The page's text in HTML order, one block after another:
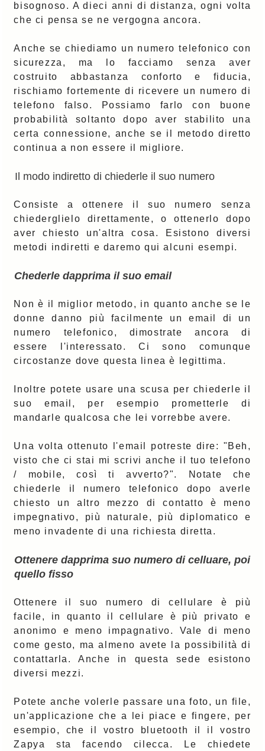
bisognoso. A dieci anni di distanza, ogni volta
che ci pensa se ne vergogna ancora.
Anche se chiediamo un numero telefonico con
sicurezza, ma lo facciamo senza aver
costruito abbastanza conforto e fiducia,
rischiamo fortemente di ricevere un numero di
telefono falso. Possiamo farlo con buone
probabilità soltanto dopo aver stabilito una
certa connessione, anche se il metodo diretto
continua a non essere il migliore.
Il modo indiretto di chiederle il suo numero
Consiste a ottenere il suo numero senza
chiederglielo direttamente, o ottenerlo dopo
aver chiesto un'altra cosa. Esistono diversi
metodi indiretti e daremo qui alcuni esempi.
Chederle dapprima il suo email
Non è il miglior metodo, in quanto anche se le
donne danno più facilmente un email di un
numero telefonico, dimostrate ancora di
essere l'interessato. Ci sono comunque
circostanze dove questa linea è legittima.
Inoltre potete usare una scusa per chiederle il
suo email, per esempio prometterle di
mandarle qualcosa che lei vorrebbe avere.
Una volta ottenuto l'email potreste dire: "Beh,
visto che ci stai mi scrivi anche il tuo telefono
/ mobile, così ti avverto?". Notate che
chiederle il numero telefonico dopo averle
chiesto un altro mezzo di contatto è meno
impegnativo, più naturale, più diplomatico e
meno invadente di una richiesta diretta.
Ottenere dapprima suo numero di celluare, poi
quello fisso
Ottenere il suo numero di cellulare è più
facile, in quanto il cellulare è più privato e
anonimo e meno impagnativo. Vale di meno
come gesto, ma almeno avete la possibilità di
contattarla. Anche in questa sede esistono
diversi mezzi.
Potete anche volerle passare una foto, un file,
un'applicazione che a lei piace e fingere, per
esempio, che il vostro bluetooth il il vostro
Zapya sta facendo cilecca. Le chiedete